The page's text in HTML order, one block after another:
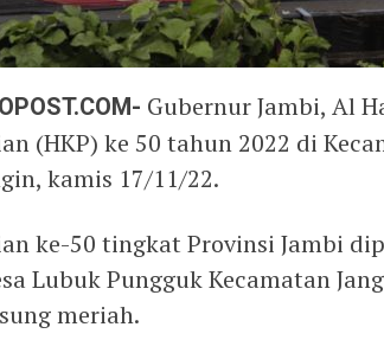
Gubernur Jambi, Al
(HKP) ke 50 tahun 2022 di
kamis 17/11/22.
ke-50 tingkat Provinsi Jambi
Lubuk Pungguk Kecamatan
meriah.